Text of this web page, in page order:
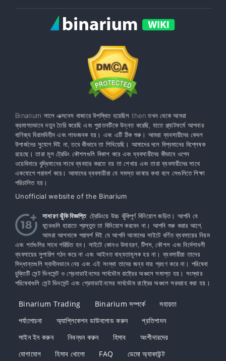
Binarium সালে এক্সনেস বাজারে উপস্থিত হয়েছিল then তখন থেকে আমরা
ক্রমাগতভাবে নতুন তৈরি করেছি এবং পুরাতনটিকে উন্নত করেছি, যাতে প্ল্যাটফর্মে আপনার
বাণিজ্য বিরামবিহীন এবং লাভজনক হয়। এবং এটি ঠিক শুরু। আমরা ব্যবসায়ীদের কেবল
উপার্জনের সুযোগ দিই না, তবে কীভাবে তা শিখিয়েছি। আমাদের দলে বিশ্বমানের বিশ্লেষক
রয়েছে। তারা মূল ট্রেডিং কৌশলগুলি বিকাশ করে এবং ব্যবসায়ীদের কীভাবে ওপেন
ওয়েবিনারে বুদ্ধিমানের সাথে ব্যবহার করতে হয় তা শেখায় এবং তারা ব্যবসায়ীদের সাথে
একযোগে পরামর্শ করে। আমাদের ব্যবসায়ীরা যে সমস্ত ভাষায় কথা বলে সেগুলিতে শিক্ষা
পরিচালিত হয়।
Unofficial website of the Binarium
সাধারণ ঝুঁকি বিজ্ঞপ্তি: ট্রেডিংয়ে উচ্চ ঝুঁকিপূর্ণ বিনিয়োগ জড়িত। আপনি যে
ফান্ডগুলি হারাতে প্রস্তুত তা বিনিয়োগ করবেন না। আপনি শুরু করার আগে,
আমরা আপনাকে পরামর্শ দিই যে আপনি আমাদের সাইটে বর্ণিত ব্যবসায়ের নিয়ম
এবং শর্তগুলির সাথে পরিচিত হন। সাইটে কোনও উদাহরণ, টিপস, কৌশল এবং নির্দেশাবলী
ব্যবসায়ের সুপারিশ গঠন করে না এবং আইনত বাধ্যতামূলক হয় না। ব্যবসায়ীরা তাদের
সিদ্ধান্তগুলি স্বাধীনভাবে নেয় এবং এই সংস্থা তাদের জন্য দায় গ্রহণ করে না। পরিষেবা
চুক্তিটি সেন্ট ভিনসেন্ট ও গ্রেনাডাইনসের সার্বভৌম রাষ্ট্রের অঞ্চলে সমাপ্ত হয়। সংস্থার
পরিষেবাগুলি সেন্ট ভিনসেন্ট এবং গ্রেনাডাইনসের সার্বভৌম রাষ্ট্রের অঞ্চলে সরবরাহ করা হয়।
Binarium Trading Binarium সম্পর্কে
সহায়তা
পর্যালোচনা
অ্যাপ্লিকেশন ডাউনলোড করুন
প্রতিপাদন
সাইন ইন করুন
নিবন্ধন করুন হিসাব
অংশীদারদের
যোগাযোগ
হিসাব খোলো FAQ ডেমো অ্যাকাউন্ট